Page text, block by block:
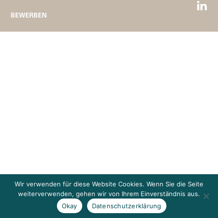
BEWERBEN
Wir verwenden für diese Website Cookies. Wenn Sie die Seite
weiterverwenden, gehen wir von Ihrem Einverständnis aus.
Okay
Datenschutzerklärung